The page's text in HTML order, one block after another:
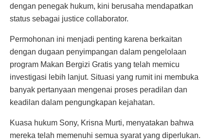
dengan penegak hukum, kini berusaha mendapatkan
status sebagai justice collaborator.
Permohonan ini menjadi penting karena berkaitan
dengan dugaan penyimpangan dalam pengelolaan
program Makan Bergizi Gratis yang telah memicu
investigasi lebih lanjut. Situasi yang rumit ini membuka
banyak pertanyaan mengenai proses peradilan dan
keadilan dalam pengungkapan kejahatan.
Kuasa hukum Sony, Krisna Murti, menyatakan bahwa
mereka telah memenuhi semua syarat yang diperlukan.